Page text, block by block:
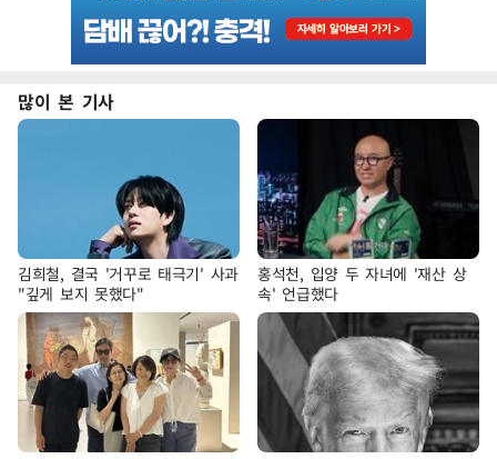
많이 본 기사
김희철, 결국 '거꾸로 태극기' 사과
"깊게 보지 못했다"
홍석천, 입양 두 자녀에 '재산 상
속' 언급했다